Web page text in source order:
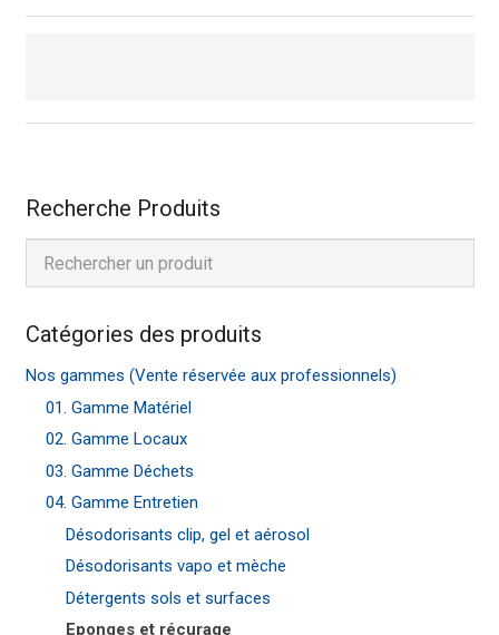
Recherche Produits
Catégories des produits
Nos gammes (Vente réservée aux professionnels)
01. Gamme Matériel
02. Gamme Locaux
03. Gamme Déchets
04. Gamme Entretien
Désodorisants clip, gel et aérosol
Désodorisants vapo et mèche
Détergents sols et surfaces
Eponges et récurage